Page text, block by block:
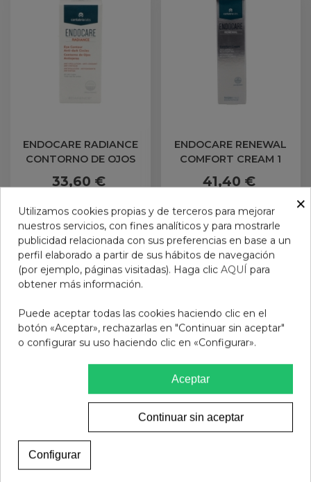
ENDOCARE RADIANCE
CONTORNO DE OJOS
ANTIOJERAS 1 ENVASE 15
ML
33,60 €
Añadir al carrito
ENDOCARE RENEWAL
COMFORT CREAM 1
ENVASE 50 ML
41,40 €
Añadir al carrito
ENDOCARE RENEWAL
RETINOL SERUM 1
ENVASE 30 ML
52,95 €
IRALTONE CHAMPU DS 1
×
Utilizamos cookies propias y de terceros para mejorar
nuestros servicios, con fines analíticos y para mostrarle
publicidad relacionada con sus preferencias en base a un
perfil elaborado a partir de sus hábitos de navegación
(por ejemplo, páginas visitadas). Haga clic AQUÍ para
obtener más información.
Puede aceptar todas las cookies haciendo clic en el
botón «Aceptar», rechazarlas en "Continuar sin aceptar"
o configurar su uso haciendo clic en «Configurar».
Aceptar
Continuar sin aceptar
Configurar